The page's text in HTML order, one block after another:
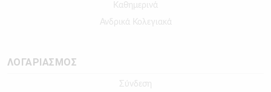
Καθημερινά
Ανδρικά Κολεγιακά
ΛΟΓΑΡΙΑΣΜΟΣ
Σύνδεση